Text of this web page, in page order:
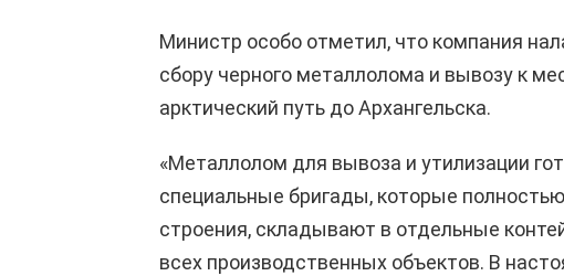
Министр особо отметил, что компания
сбору черного металлолома и вывозу к
арктический путь до Архангельска.
«Металлолом для вывоза и утилизации
специальные бригады, которые
строения, складывают в отдельные
всех производственных объектов. В